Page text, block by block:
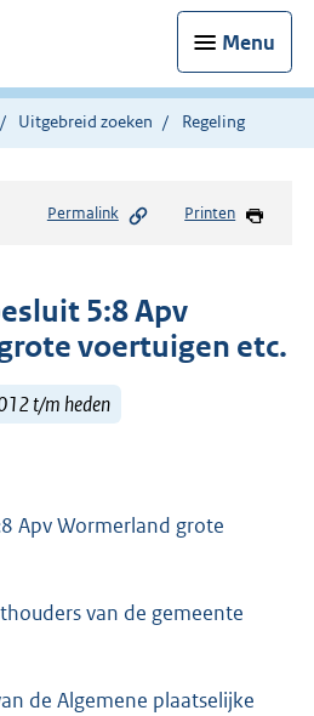
Menu
Uitgebreid zoeken Regeling
Permalink Printen
5:8 Apv
voertuigen etc.
t/m heden
Apv Wormerland grote
van de gemeente
de Algemene plaatselijke